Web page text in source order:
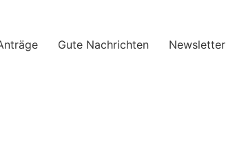
Gute Nachrichten Newsletter